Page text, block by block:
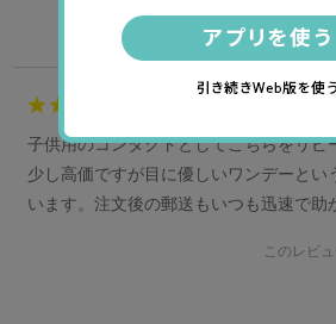
子供用のコンタクトとしてこちらをリピ
少し高価ですが目に優しいワンデーとい
います。注文後の郵送もいつも迅速で助
このレビ